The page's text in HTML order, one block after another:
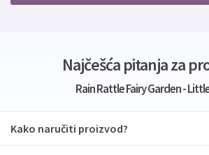
Najčešća pitanja za
Rain Rattle Fairy Garden -
Kako naručiti proizvod?